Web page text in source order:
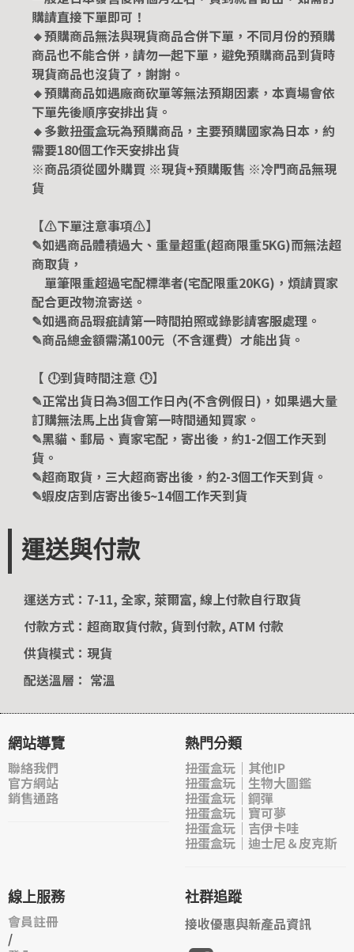
購請直接下單即可！
🔸預購商品無法與現貨商品合併下單，不同月份的預購
商品也不能合併，請勿一起下單，避免預購商品到貨時
現貨商品也沒貨了，謝謝。
🔸預購商品如遇廠商砍單等無法預期因素，本賣場會依
下單先後順序安排出貨。
🔸多數扭蛋盒玩為預購商品，主要預購國家為日本，約
需要180個工作天安排出貨
※商品須從國外購買 ※現貨+預購販售 ※冷門商品無現
貨
【⚠️下單注意事項⚠️】
✎如遇商品體積過大、重量超重(超商限重5KG)而無法超
商取貨，
單筆限重超過宅配標準者(宅配限重20KG)，煩請買家
配合更改物流寄送。
✎如遇商品瑕疵請第一時間拍照或錄影請客服處理。
✎商品總金額需滿100元（不含運費）才能出貨。
【 🕛到貨時間注意 🕛】
✎正常出貨日為3個工作日內(不含例假日)，如果遇大量
訂購無法馬上出貨會第一時間通知買家。
✎黑貓、郵局、賣家宅配，寄出後，約1-2個工作天到
貨。
✎超商取貨，三大超商寄出後，約2-3個工作天到貨。
✎蝦皮店到店寄出後5~14個工作天到貨
運送與付款
運送方式：7-11, 全家, 萊爾富, 線上付款自行取貨
付款方式：超商取貨付款, 貨到付款, ATM 付款
供貨模式：現貨
配送溫層： 常溫
網站導覽
聯絡我們
官方網站
銷售通路
熱門分類
扭蛋盒玩｜其他IP
扭蛋盒玩｜生物大圖鑑
扭蛋盒玩｜鋼彈
扭蛋盒玩｜寶可夢
扭蛋盒玩｜吉伊卡哇
扭蛋盒玩｜迪士尼＆皮克斯
線上服務
會員註冊
/
社群追蹤
接收優惠與新產品資訊